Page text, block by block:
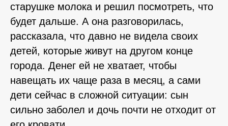
старушке молока и решил посмотреть, что
будет дальше. А она разговорилась,
рассказала, что давно не видела своих
детей, которые живут на другом конце
города. Денег ей не хватает, чтобы
навещать их чаще раза в месяц, а сами
дети сейчас в сложной ситуации: сын
сильно заболел и дочь почти не отходит от